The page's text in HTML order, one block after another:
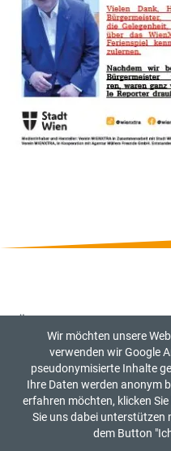
Wir möchten unsere
verwenden wir Google
pseudonymisierte Inhalte
Ihre Daten werden anonym
erfahren möchten, klicken Sie
Sie uns dabei unterstützen
dem Button
Referenzen
Pressestimmen
Kontakt
Datenschutzerklärung